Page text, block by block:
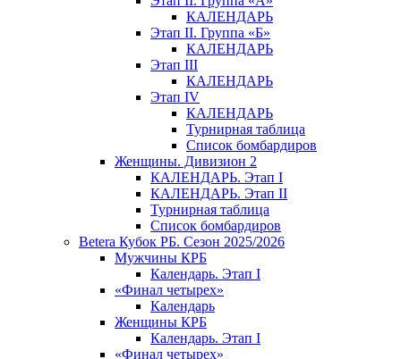
КАЛЕНДАРЬ
Этап II. Группа «Б»
КАЛЕНДАРЬ
Этап III
КАЛЕНДАРЬ
Этап IV
КАЛЕНДАРЬ
Турнирная таблица
Список бомбардиров
Женщины. Дивизион 2
КАЛЕНДАРЬ. Этап I
КАЛЕНДАРЬ. Этап II
Турнирная таблица
Список бомбардиров
Betera Кубок РБ. Сезон 2025/2026
Мужчины КРБ
Календарь. Этап I
«Финал четырех»
Календарь
Женщины КРБ
Календарь. Этап I
«Финал четырех»